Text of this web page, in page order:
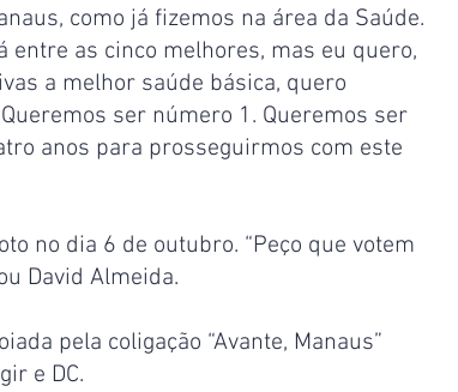
como já fizemos na área da Saúde.
entre as cinco melhores, mas eu quero,
a melhor saúde básica, quero
ser número 1. Queremos ser
anos para prosseguirmos com este
no dia 6 de outubro. “Peço que votem
David Almeida.
pela coligação “Avante, Manaus”
e DC.